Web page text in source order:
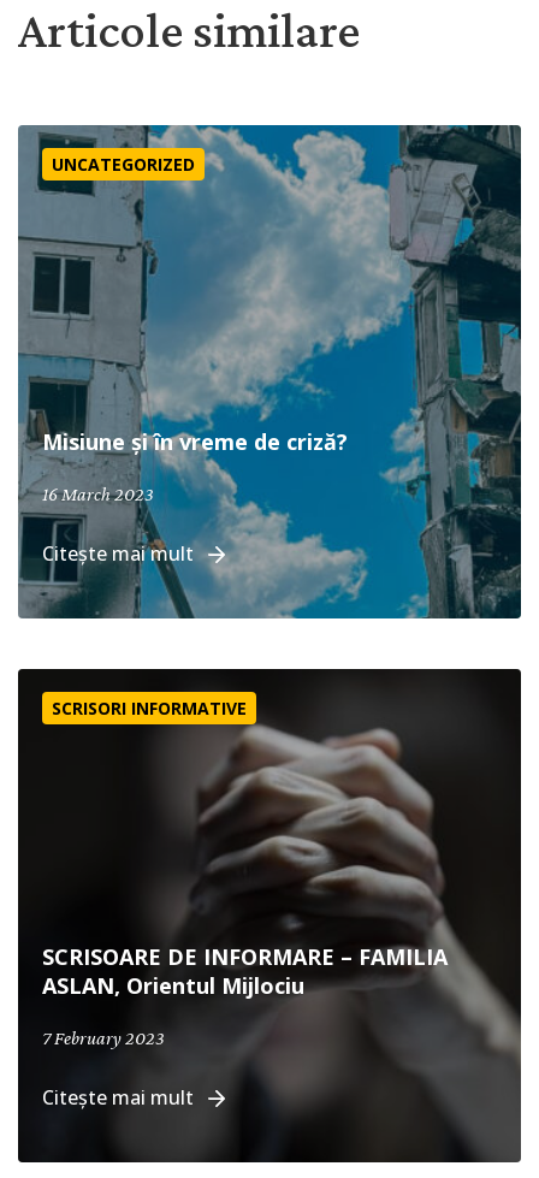
Articole similare
Misiune și în vreme de criză?
Misiune și în vreme de criză?
UNCATEGORIZED
16 March 2023
Citește mai mult
SCRISOARE DE INFORMARE – FAMILIA
ASLAN, Orientul Mijlociu
SCRISORI INFORMATIVE
7 February 2023
Citește mai mult